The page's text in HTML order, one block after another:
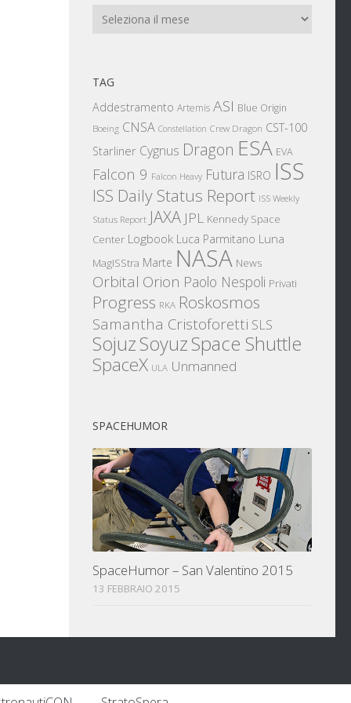
Archivi
TAG
Addestramento Artemis ASI Blue Origin
Boeing CNSA Constellation Crew Dragon CST-100
Starliner Cygnus Dragon ESA EVA
Falcon 9 Falcon Heavy Futura ISRO ISS
ISS Daily Status Report ISS Weekly
Status Report JAXA JPL Kennedy Space
Center Logbook Luca Parmitano Luna
MagISStra Marte NASA News
Orbital Orion Paolo Nespoli Privati
Progress RKA Roskosmos
Samantha Cristoforetti SLS
SojuzSoyuzSpace Shuttle
SpaceX ULA Unmanned
SPACEHUMOR
SpaceHumor – San Valentino 2015
13 FEBBRAIO 2015